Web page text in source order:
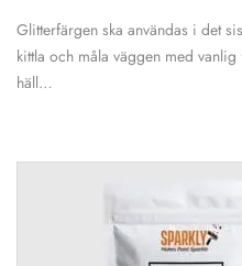
Glitterfärgen ska användas i det
kittla och måla väggen med
häll…